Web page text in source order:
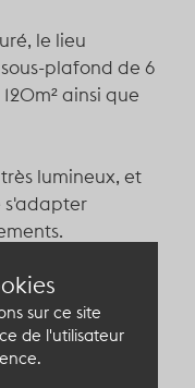
le lieu
plafond de 6
ainsi que
lumineux, et
séminaires, le
en format
sur ce site
de l'utilisateur